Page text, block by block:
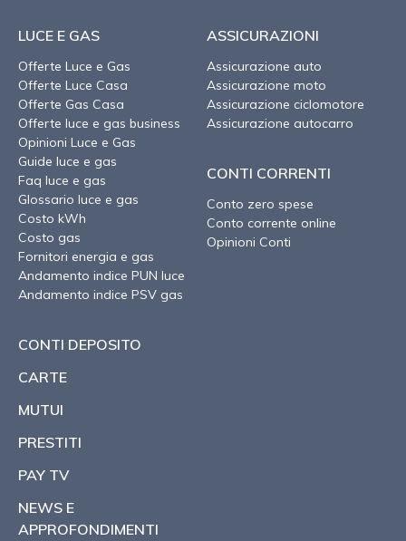
LUCE E GAS
Offerte Luce e Gas
Offerte Luce Casa
Offerte Gas Casa
Offerte luce e gas business
Opinioni Luce e Gas
Guide luce e gas
Faq luce e gas
Glossario luce e gas
Costo kWh
Costo gas
Fornitori energia e gas
Andamento indice PUN luce
Andamento indice PSV gas
ASSICURAZIONI
Assicurazione auto
Assicurazione moto
Assicurazione ciclomotore
Assicurazione autocarro
CONTI CORRENTI
Conto zero spese
Conto corrente online
Opinioni Conti
CONTI DEPOSITO
CARTE
MUTUI
PRESTITI
PAY TV
NEWS E
APPROFONDIMENTI